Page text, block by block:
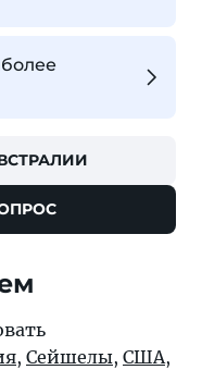
, Сейшелы, США,